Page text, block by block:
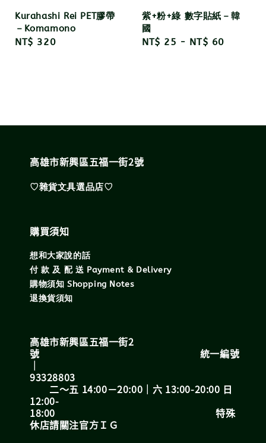
Kurahashi Rei PET膠帶
－Komamono
Regular
NT$ 320
紫+粉+綠 數字貼紙－韓
國
Regular
NT$ 25 - NT$ 60
高雄市新興區五福一街2號
♡雜貨文具選品店♡
購買須知
想和大家說的話
付 款 及 配 送 Payment & Delivery
購物須知 Shopping Notes
退換貨須知
高雄市新興區五福一街2
號 統一編號
｜
93328803
二～五 14:00－20:00｜六 13:00-20:00 日
12:00-
18:00 特殊
休店請關注官方ＩＧ